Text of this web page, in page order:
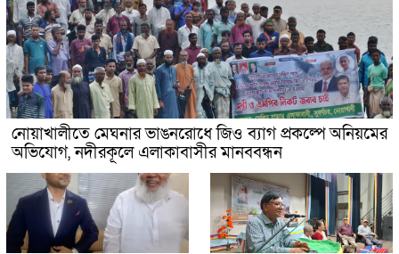
নোয়াখালীতে মেঘনার ভাঙনরোধে জিও ব্যাগ প্রকল্পে অনিয়মের
অভিযোগ, নদীরকূলে এলাকাবাসীর মানববন্ধন